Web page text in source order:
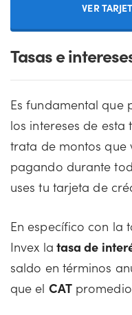
VER
Tasas e
Es fundamental que
los intereses de
trata de montos que
pagando durante
uses tu tarjeta de
En específico con la
Invex la tasa de
saldo en términos
que el CAT